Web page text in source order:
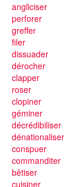
angliciser
perforer
greffer
filer
dissuader
dérocher
clapper
roser
clopiner
géminer
décrédibiliser
dénationaliser
conspuer
commanditer
bêtiser
cuisiner